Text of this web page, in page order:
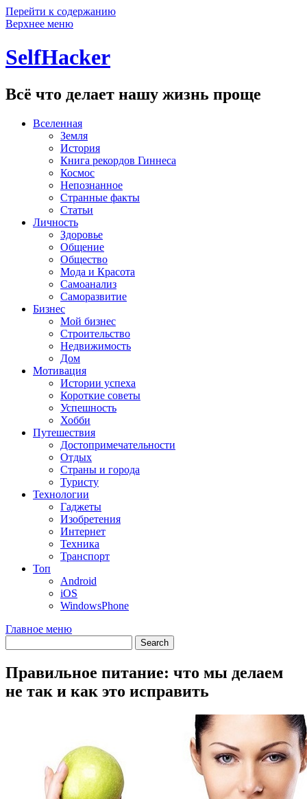
Перейти к содержанию
Верхнее меню
SelfHacker
Всё что делает нашу жизнь проще
Вселенная
Земля
История
Книга рекордов Гиннеса
Космос
Непознанное
Странные факты
Статьи
Личность
Здоровье
Общение
Общество
Мода и Красота
Самоанализ
Саморазвитие
Бизнес
Мой бизнес
Строительство
Недвижимость
Дом
Мотивация
Истории успеха
Короткие советы
Успешность
Хобби
Путешествия
Достопримечательности
Отдых
Страны и города
Туристу
Технологии
Гаджеты
Изобретения
Интернет
Техника
Транспорт
Топ
Android
iOS
WindowsPhone
Главное меню
Правильное питание: что мы делаем
не так и как это исправить